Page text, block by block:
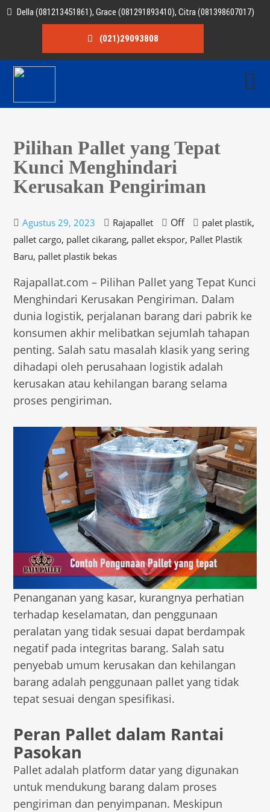
Della (081213451861), Grace (081291893410), Citra (081398607017)
(021)29093808
Pilihan Pallet yang Tepat
Kunci Menghindari
Kerusakan Pengiriman
Agustus 29, 2023 Rajapallet Off palet plastik,
pallet cargo, pallet cikarang, pallet ekspor, Pallet Plastik
Baru, pallet plastik bekas
Rajapallat.com – Pilihan Pallet yang Tepat Kunci
Menghindari Kerusakan Pengiriman. Dalam
dunia logistik, perjalanan barang dari pabrik ke
konsumen akhir melibatkan sejumlah tahapan
penting. Salah satu masalah klasik yang sering
dihadapi oleh perusahaan logistik adalah
kerusakan atau kehilangan barang selama
proses pengiriman.
Penanganan yang kasar, kurangnya perhatian
terhadap keselamatan, dan penggunaan
peralatan yang tidak sesuai dapat berdampak
negatif pada integritas barang. Salah satu
penyebab umum kerusakan dan kehilangan
barang adalah penggunaan pallet yang tidak
tepat sesuai dengan spesifikasi.
Peran Pallet dalam Rantai
Pasokan
Pallet adalah platform datar yang digunakan
untuk mendukung barang dalam proses
pengiriman dan penyimpanan. Meskipun